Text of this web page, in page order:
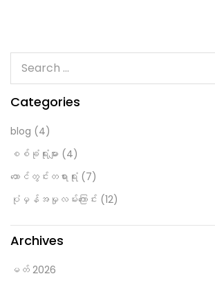
Categories
blog (4)
စစ်ခုံရုံးများ (4)
ထောင်တွင်းတရားရုံး (7)
ပုံမှန်အမှုလမ်းကြောင်း (12)
Archives
မတ် 2026